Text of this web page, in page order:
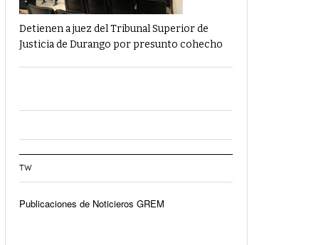
Detienen a juez del Tribunal Superior de
Justicia de Durango por presunto cohecho
TW
Publicaciones de Noticieros GREM